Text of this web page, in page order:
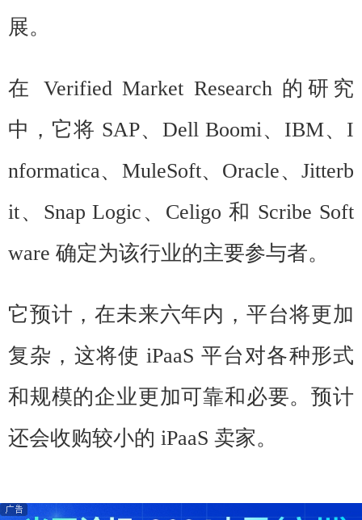
展。
在 Verified Market Research 的研究
中，它将 SAP、Dell Boomi、IBM、I
nformatica、MuleSoft、Oracle、Jitterb
it、Snap Logic、Celigo 和 Scribe Soft
ware 确定为该行业的主要参与者。
它预计，在未来六年内，平台将更加
复杂，这将使 iPaaS 平台对各种形式
和规模的企业更加可靠和必要。预计
还会收购较小的 iPaaS 卖家。